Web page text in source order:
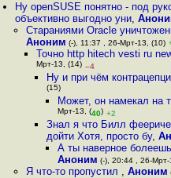
Ну openSUSE понятно - под
объективно выгодно уни,
Стараниями Oracle
Аноним (-), 11:37 , 26-Мрт-13, (10)
Точно http hitech vesti ru
Мрт-13, (14) –4
Ну и при чём
(15)
Может, он намекал на
Мрт-13, (40) +2
Знал я что Билл
дойти Хотя, просто бу,
А ты наверное
Аноним (-), 20:44 , 26-Мрт-
Я что-то пропустил , Аноним